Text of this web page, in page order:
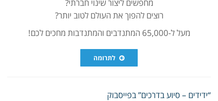
מחפשים ליצור שינוי חברתי?
רוצים להפוך את העולם לטוב יותר?
מעל ל-65,000 המתנדבים והמתנדבות מחכים לכם!
לתרומה
“ידידים – סיוע בדרכים” בפייסבוק